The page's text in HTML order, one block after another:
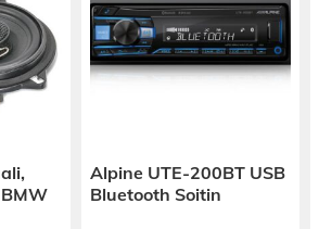
Alpine UTE-200BT USB
Bluetooth Soitin